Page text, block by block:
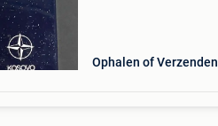
Ophalen of Verzenden